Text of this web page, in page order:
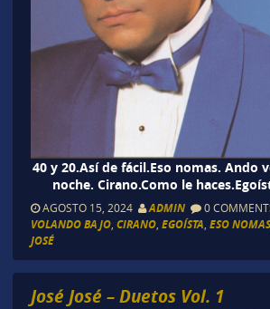
40 y 20.Así de fácil.Eso nomas. Ando
noche. Cirano.Como le
AGOSTO 15, 2024 ADMIN 0
VOLANDO BAJO, CIRANO, EGOÍSTA ESO NOMAS
JOSÉ
José José – Duetos Vol. 1